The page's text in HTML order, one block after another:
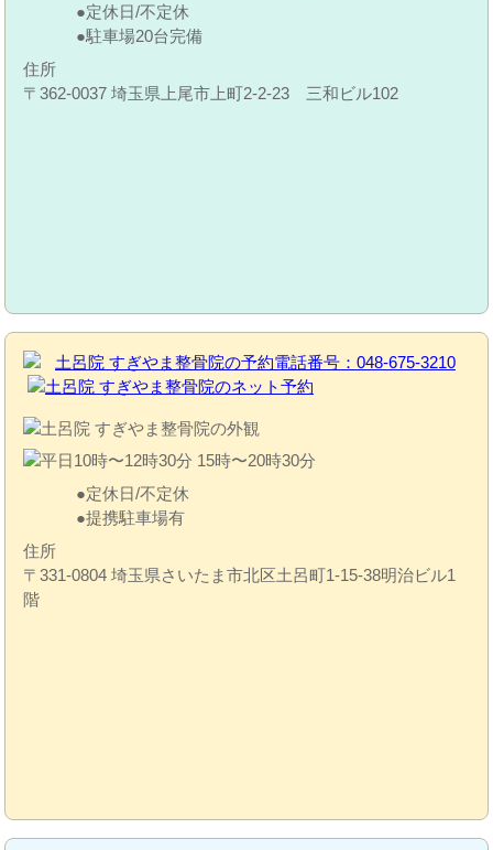
定休日/不定休
駐車場20台完備
住所
〒362-0037 埼玉県上尾市上町2-2-23 三和ビル102
定休日/不定休
提携駐車場有
住所
〒331-0804 埼玉県さいたま市北区土呂町1-15-38明治ビル1
階